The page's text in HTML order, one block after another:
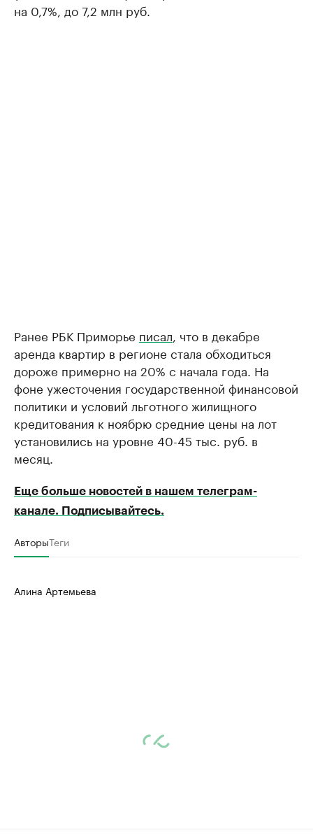
на 0,7%, до 7,2 млн руб.
Ранее РБК Приморье писал , что в декабре
аренда квартир в регионе стала обходиться
дороже примерно на 20% с начала года. На
фоне ужесточения государственной финансовой
политики и условий льготного жилищного
кредитования к ноябрю средние цены на лот
установились на уровне 40-45 тыс. руб. в
месяц.
Еще больше новостей в нашем телеграм-
канале. Подписывайтесь.
АвторыТеги
Алина Артемьева